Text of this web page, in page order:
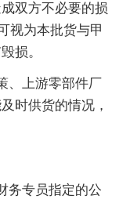
双方不必要的损
视为本批货与甲
损。
、上游零部件厂
时供货的情况，
务专员指定的公